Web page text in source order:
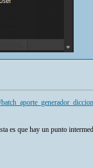
es que hay un punto